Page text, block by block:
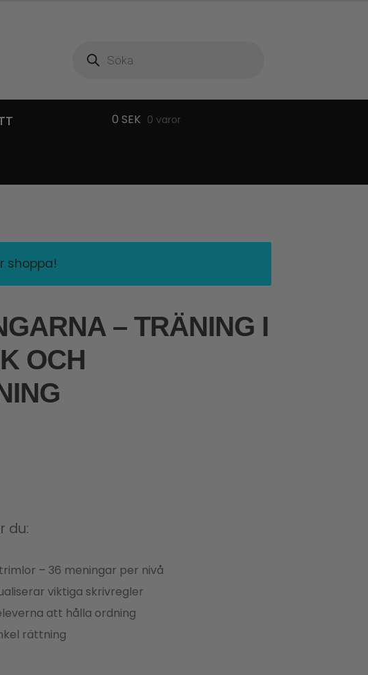
0 SEK 0 varor
shoppa!
– TRÄNING I
OCH
du:
– 36 meningar per nivå
viktiga skrivregler
att hålla ordning
rättning